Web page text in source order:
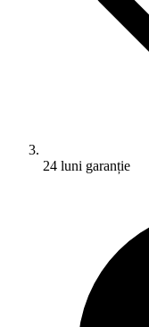
24 luni garanție